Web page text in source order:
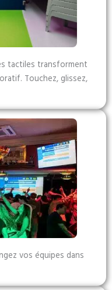
tactiles transforment
Touchez, glissez,
vos équipes dans